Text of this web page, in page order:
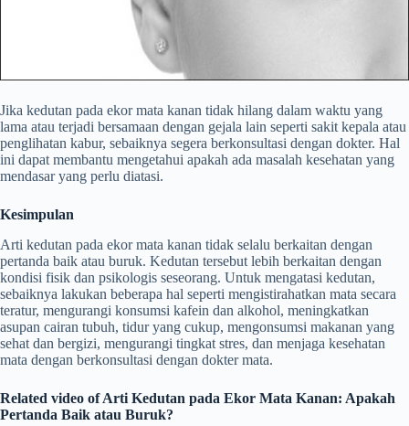
Jika kedutan pada ekor mata kanan tidak hilang dalam waktu yang
lama atau terjadi bersamaan dengan gejala lain seperti sakit kepala atau
penglihatan kabur, sebaiknya segera berkonsultasi dengan dokter. Hal
ini dapat membantu mengetahui apakah ada masalah kesehatan yang
mendasar yang perlu diatasi.
Kesimpulan
Arti kedutan pada ekor mata kanan tidak selalu berkaitan dengan
pertanda baik atau buruk. Kedutan tersebut lebih berkaitan dengan
kondisi fisik dan psikologis seseorang. Untuk mengatasi kedutan,
sebaiknya lakukan beberapa hal seperti mengistirahatkan mata secara
teratur, mengurangi konsumsi kafein dan alkohol, meningkatkan
asupan cairan tubuh, tidur yang cukup, mengonsumsi makanan yang
sehat dan bergizi, mengurangi tingkat stres, dan menjaga kesehatan
mata dengan berkonsultasi dengan dokter mata.
Related video of Arti Kedutan pada Ekor Mata Kanan: Apakah
Pertanda Baik atau Buruk?